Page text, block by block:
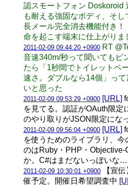
認スモートフォン Doskoroid
も耐える強固なボディ、そ
長メール完全消去機能付き
命を起こす端末に仕上がりま
2011-02-09 09:44:20 +0900 RT
音速340m/秒って聞いてもピ
たら「1秒間でトイレットペ
速さ。ダブルなら14個」っ
いと思った
2011-02-09 09:53:29 +0900 [URL]
を見てる。認証がOAuth限定
のやり取りがJSON限定にな
2011-02-09 09:56:04 +0900 [URL]
を使うためのライブラリ、
のはRuby・PHP・Objective-
か。C#はまだないっぽいな…
2011-02-09 10:30:01 +0900 【宣
催予定。開催日希望調査中